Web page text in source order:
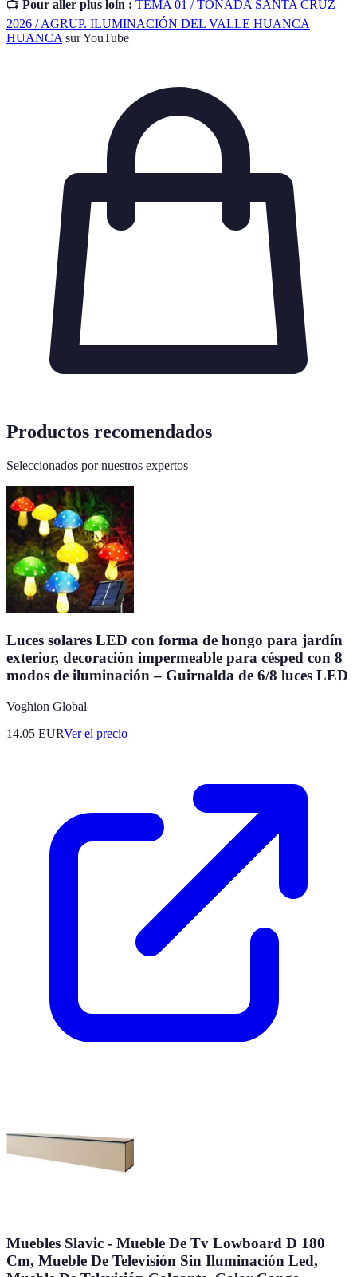
📺 Pour aller plus loin : TEMA 01 / TONADA SANTA CRUZ
2026 / AGRUP. ILUMINACIÓN DEL VALLE HUANCA
HUANCA sur YouTube
Productos recomendados
Seleccionados por nuestros expertos
Luces solares LED con forma de hongo para jardín
exterior, decoración impermeable para césped con 8
modos de iluminación – Guirnalda de 6/8 luces LED
Voghion Global
14.05 EURVer el precio
Muebles Slavic - Mueble De Tv Lowboard D 180
Cm, Mueble De Televisión Sin Iluminación Led,